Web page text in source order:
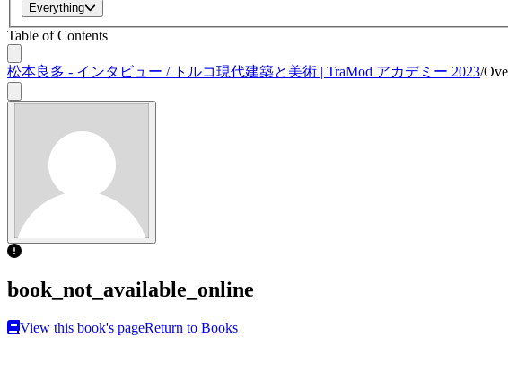
Everything
Table of Contents
松本良多 - インタビュー / トルコ現代建築と美術 | TraMod アカデミー 2023/
book_not_available_online
View this book's pageReturn to Books